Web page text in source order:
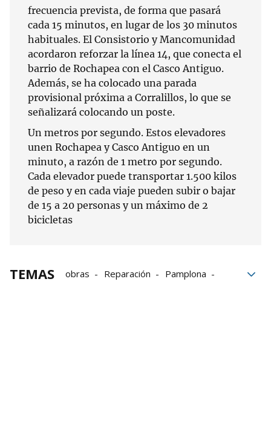
frecuencia prevista, de forma que pasará
cada 15 minutos, en lugar de los 30 minutos
habituales. El Consistorio y Mancomunidad
acordaron reforzar la línea 14, que conecta el
barrio de Rochapea con el Casco Antiguo.
Además, se ha colocado una parada
provisional próxima a Corralillos, lo que se
señalizará colocando un poste.
Un metros por segundo. Estos elevadores
unen Rochapea y Casco Antiguo en un
minuto, a razón de 1 metro por segundo.
Cada elevador puede transportar 1.500 kilos
de peso y en cada viaje pueden subir o bajar
de 15 a 20 personas y un máximo de 2
bicicletas
TEMAS obras Reparación
Pamplona